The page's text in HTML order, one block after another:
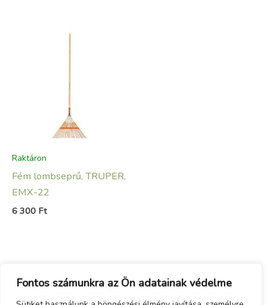
Fontos számunkra az Ön adatainak védelme
Raktáron
Fém lombseprű, TRUPER,
EMX-22
6 300 Ft